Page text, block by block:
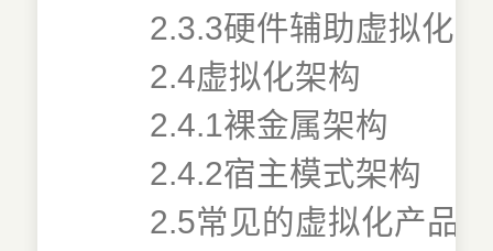
2.3.3硬件辅助虚拟化
2.4虚拟化架构
2.4.1裸金属架构
2.4.2宿主模式架构
2.5常见的虚拟化产品